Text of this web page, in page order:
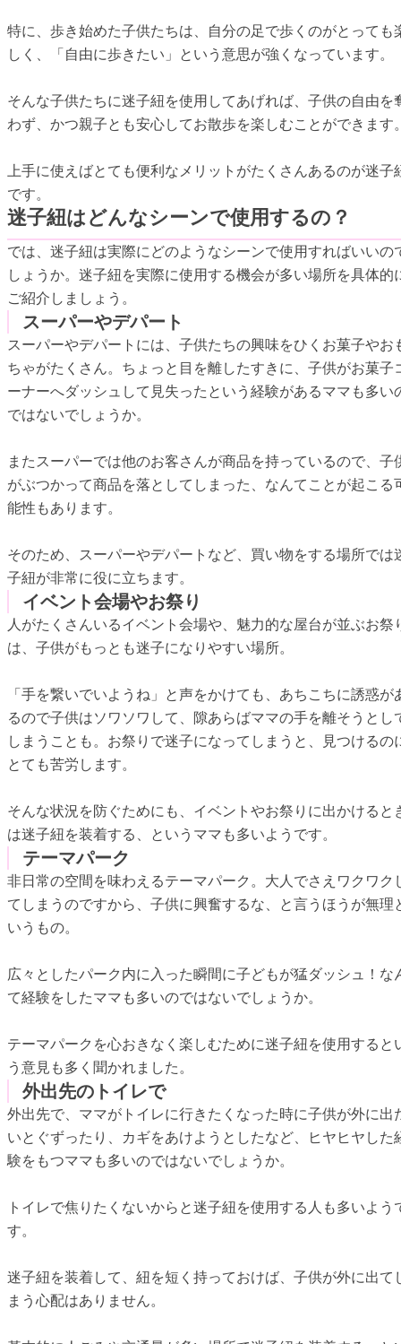
特に、歩き始めた子供たちは、自分の足で歩くのがとっても
しく、「自由に歩きたい」という意思が強くなっています。
そんな子供たちに迷子紐を使用してあげれば、子供の自由を
わず、かつ親子とも安心してお散歩を楽しむことができます
上手に使えばとても便利なメリットがたくさんあるのが迷子
です。
迷子紐はどんなシーンで使用するの？
では、迷子紐は実際にどのようなシーンで使用すればいいの
しょうか。迷子紐を実際に使用する機会が多い場所を具体的
ご紹介しましょう。
スーパーやデパート
スーパーやデパートには、子供たちの興味をひくお菓子やお
ちゃがたくさん。ちょっと目を離したすきに、子供がお菓子
ーナーへダッシュして見失ったという経験があるママも多い
ではないでしょうか。
またスーパーでは他のお客さんが商品を持っているので、子
がぶつかって商品を落としてしまった、なんてことが起こる
能性もあります。
そのため、スーパーやデパートなど、買い物をする場所では
子紐が非常に役に立ちます。
イベント会場やお祭り
人がたくさんいるイベント会場や、魅力的な屋台が並ぶお祭
は、子供がもっとも迷子になりやすい場所。
「手を繋いでいようね」と声をかけても、あちこちに誘惑が
るので子供はソワソワして、隙あらばママの手を離そうとし
しまうことも。お祭りで迷子になってしまうと、見つけるの
とても苦労します。
そんな状況を防ぐためにも、イベントやお祭りに出かけると
は迷子紐を装着する、というママも多いようです。
テーマパーク
非日常の空間を味わえるテーマパーク。大人でさえワクワク
てしまうのですから、子供に興奮するな、と言うほうが無理
いうもの。
広々としたパーク内に入った瞬間に子どもが猛ダッシュ！な
て経験をしたママも多いのではないでしょうか。
テーマパークを心おきなく楽しむために迷子紐を使用すると
う意見も多く聞かれました。
外出先のトイレで
外出先で、ママがトイレに行きたくなった時に子供が外に出
いとぐずったり、カギをあけようとしたなど、ヒヤヒヤした
験をもつママも多いのではないでしょうか。
トイレで焦りたくないからと迷子紐を使用する人も多いよう
す。
迷子紐を装着して、紐を短く持っておけば、子供が外に出て
まう心配はありません。